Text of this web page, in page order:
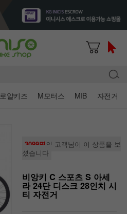
로얄키즈 M모터스 MIB 자전거
3099명의 고객님이 이 상품을 보
셨습니다
비앙키 C 스포츠 S 아세
라 24단 디스크 28인치 시
티 자전거